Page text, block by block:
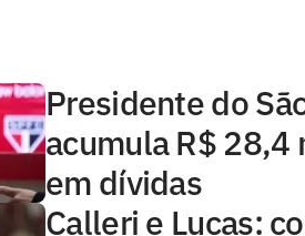
Presidente do
acumula R$ 28,4
em dívidas
Calleri e Lucas: